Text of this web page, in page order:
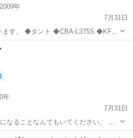
2009年
7月31日
◆KF-
◆喫煙歴あり コミコミ１２万円 そのまま...
0年
7月31日
なることなんでもいてください。 車
と可能です
その他